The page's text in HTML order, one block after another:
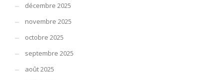
décembre 2025
novembre 2025
octobre 2025
septembre 2025
août 2025